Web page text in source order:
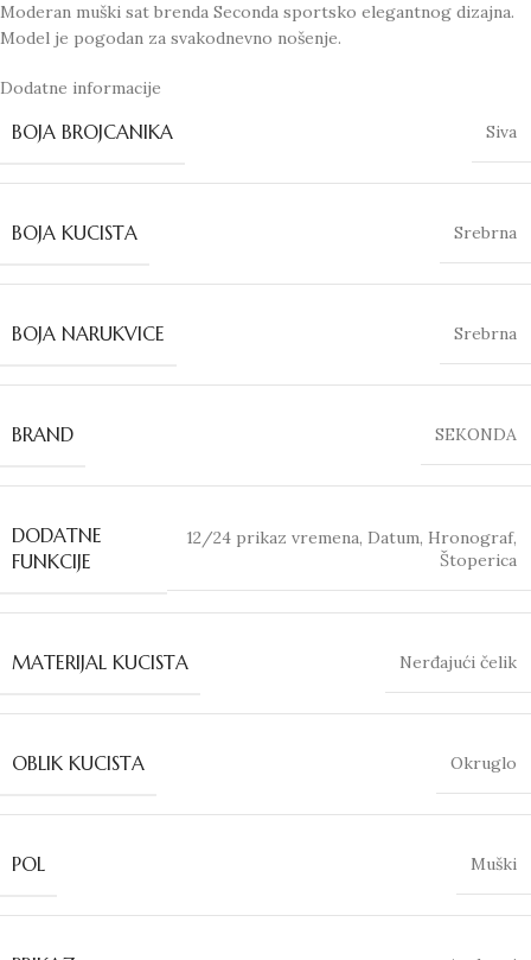
Moderan muški sat brenda Seconda sportsko elegantnog dizajna.
Model je pogodan za svakodnevno nošenje.
Dodatne informacije
BOJA BROJCANIKA Siva
BOJA KUCISTA Srebrna
BOJA NARUKVICE Srebrna
BRAND SEKONDA
DODATNE
FUNKCIJE
12/24 prikaz vremena, Datum, Hronograf,
Štoperica
MATERIJAL KUCISTA Nerđajući čelik
OBLIK KUCISTA Okruglo
POL Muški